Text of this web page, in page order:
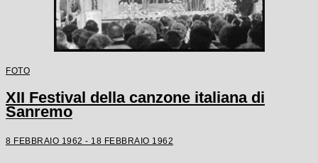
FOTO
XII Festival della canzone italiana di
Sanremo
8 FEBBRAIO 1962 - 18 FEBBRAIO 1962